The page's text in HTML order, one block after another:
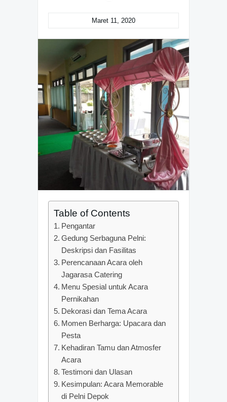
Maret 11, 2020
Table of Contents
Pengantar
Gedung Serbaguna Pelni:
Deskripsi dan Fasilitas
Perencanaan Acara oleh
Jagarasa Catering
Menu Spesial untuk Acara
Pernikahan
Dekorasi dan Tema Acara
Momen Berharga: Upacara dan
Pesta
Kehadiran Tamu dan Atmosfer
Acara
Testimoni dan Ulasan
Kesimpulan: Acara Memorable
di Pelni Depok